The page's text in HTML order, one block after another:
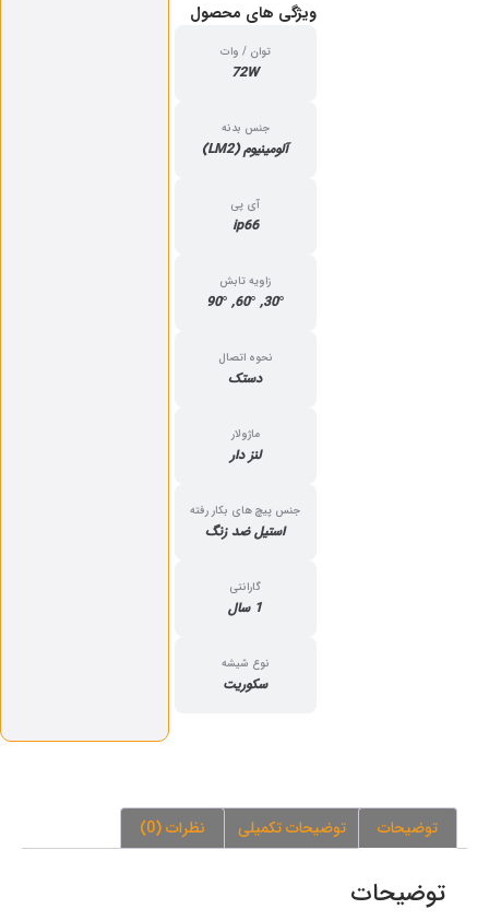
ویژگی‌ های محصول
توان / وات
72W
جنس بدنه
آلومینیوم (LM2)
آی پی
ip66
زاویه تابش
30°, 60°, 90°
نحوه اتصال
دستک
ماژولار
لنز دار
جنس پیچ های بکار رفته
استیل ضد زنگ
گارانتی
نوع شیشه
سکوریت
توضیحات توضیحات تکمیلی نظرات (0)
توضیحات